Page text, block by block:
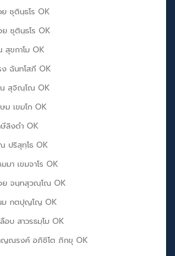
ชุตินฺธโร OK
ชุตินฺธโร OK
สุขกาโม OK
ฉันทโสภี OK
น สุจิณฺโณ OK
ม เขมโก OK
ลิงดำ OK
ปริสุทฺโธ OK
มา เขมจาโร OK
ย จนฺทสุวณฺโณ OK
ม กตปุญโญ OK
อบ สาวรธมฺโม OK
ญณรงค์ อภิชิโต ภิกขุ OK